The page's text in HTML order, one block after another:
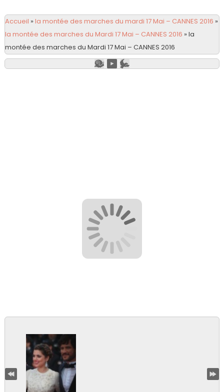
Accueil »la montée des marches du mardi 17 Mai – CANNES 2016 »
la montée des marches du Mardi 17 Mai – CANNES 2016 »la
montée des marches du Mardi 17 Mai – CANNES 2016